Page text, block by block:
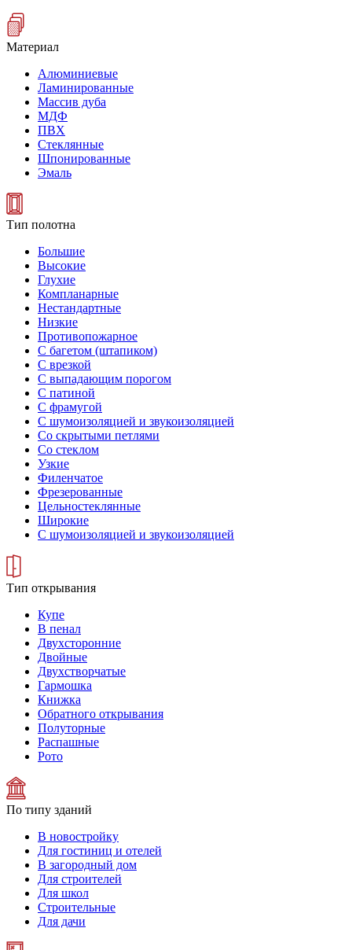
Материал
Алюминиевые
Ламинированные
Массив дуба
МДФ
ПВХ
Стеклянные
Шпонированные
Эмаль
Тип полотна
Большие
Высокие
Глухие
Компланарные
Нестандартные
Низкие
Противопожарное
С багетом (штапиком)
С врезкой
С выпадающим порогом
С патиной
С фрамугой
С шумоизоляцией и звукоизоляцией
Со скрытыми петлями
Со стеклом
Узкие
Филенчатое
Фрезерованные
Цельностеклянные
Широкие
С шумоизоляцией и звукоизоляцией
Тип открывания
Купе
В пенал
Двухсторонние
Двойные
Двухстворчатые
Гармошка
Книжка
Обратного открывания
Полуторные
Распашные
Рото
По типу зданий
В новостройку
Для гостиниц и отелей
В загородный дом
Для строителей
Для школ
Строительные
Для дачи